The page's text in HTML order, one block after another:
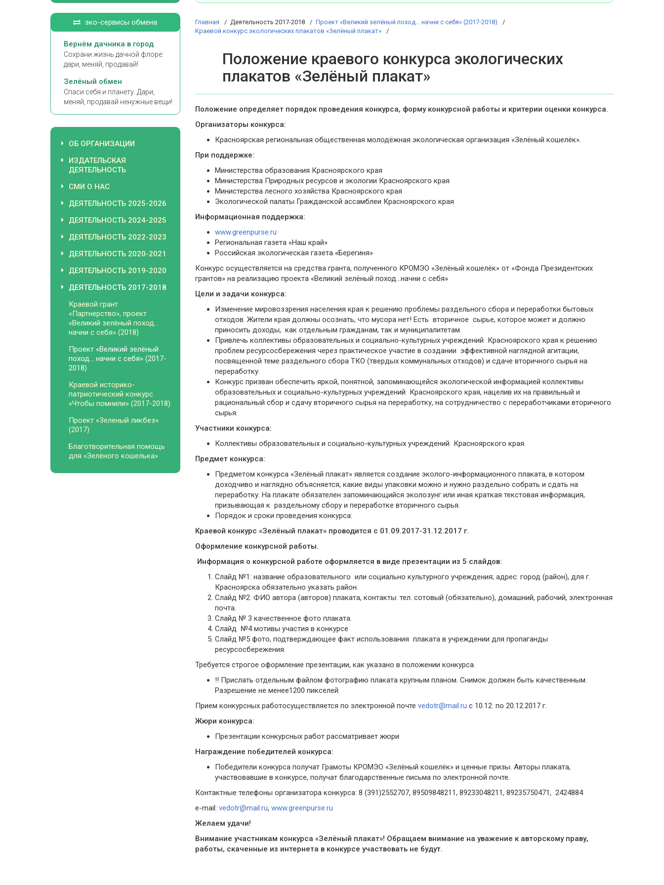
эко-сервисы обмена
Вернём дачника в город
Сохрани жизнь дачной флоре:
дари, меняй, продавай!
Зелёный обмен
Спаси себя и планету. Дари,
меняй, продавай ненужные вещи!
ОБ ОРГАНИЗАЦИИ
ИЗДАТЕЛЬСКАЯ
ДЕЯТЕЛЬНОСТЬ
СМИ О НАС
ДЕЯТЕЛЬНОСТЬ 2025-2026
ДЕЯТЕЛЬНОСТЬ 2024-2025
ДЕЯТЕЛЬНОСТЬ 2022-2023
ДЕЯТЕЛЬНОСТЬ 2020-2021
ДЕЯТЕЛЬНОСТЬ 2019-2020
ДЕЯТЕЛЬНОСТЬ 2017-2018
Краевой грант
«Партнерство», проект
«Великий зелёный поход…
начни с себя» (2018)
Проект «Великий зелёный
поход… начни с себя» (2017-
2018)
Краевой историко-
патриотический конкурс
«Чтобы помнили» (2017-2018)
Проект «Зеленый ликбез»
(2017)
Благотворительная помощь
для «Зелёного кошелька»
Главная Деятельность 2017-2018
Проект «Великий зелёный поход… начни с себя» (2017-2018)
Краевой конкурс экологических плакатов «Зелёный плакат»
Положение краевого конкурса экологических
плакатов «Зелёный плакат»
Положение определяет порядок проведения конкурса, форму конкурсной работы и критерии оценки конкурса.
Организаторы конкурса:
Красноярская региональная общественная молодёжная экологическая организация «Зелёный кошелёк».
При поддержке:
Министерства образования Красноярского края
Министерства Природных ресурсов и экологии Красноярского края
Министерства лесного хозяйства Красноярского края
Экологической палаты Гражданской ассамблеи Красноярского края
Информационная поддержка:
www.greenpurse.ru
Региональная газета «Наш край»
Российская экологическая газета «Берегиня»
Конкурс осуществляется на средства гранта, полученного КРОМЭО «Зелёный кошелёк» от «Фонда Президентских
грантов» на реализацию проекта «Великий зелёный поход…начни с себя»
Цели и задачи конкурса:
Изменение мировоззрения населения края к решению проблемы раздельного сбора и переработки бытовых
отходов. Жители края должны осознать, что мусора нет! Есть вторичное сырье, которое может и должно
приносить доходы, как отдельным гражданам, так и муниципалитетам.
Привлечь коллективы образовательных и социально-культурных учреждений Красноярского края к решению
проблем ресурсосбережения через практическое участие в создании эффективной наглядной агитации,
посвященной теме раздельного сбора ТКО (твердых коммунальных отходов) и сдаче вторичного сырья на
переработку.
Конкурс призван обеспечить яркой, понятной, запоминающейся экологической информацией коллективы
образовательных и социально-культурных учреждений Красноярского края, нацелив их на правильный и
рациональный сбор и сдачу вторичного сырья на переработку, на сотрудничество с переработчиками вторичного
сырья.
Участники конкурса:
Коллективы образовательных и социально-культурных учреждений Красноярского края.
Предмет конкурса:
Предметом конкурса «Зелёный плакат» является создание эколого-информационного плаката, в котором
доходчиво и наглядно объясняется, какие виды упаковки можно и нужно раздельно собрать и сдать на
переработку. На плакате обязателен запоминающийся эколозунг или иная краткая текстовая информация,
призывающая к раздельному сбору и переработке вторичного сырья.
Порядок и сроки проведения конкурса:
Краевой конкурс «Зелёный плакат» проводится с 01.09.2017-31.12.2017 г.
Оформление конкурсной работы.
Информация о конкурсной работе оформляется в виде презентации из 5 слайдов:
Слайд №1: название образовательного или социально культурного учреждения; адрес: город (район), для г.
Красноярска обязательно указать район.
Слайд №2: ФИО автора (авторов) плаката, контакты: тел. сотовый (обязательно), домашний, рабочий, электронная
почта.
Слайд № 3 качественное фото плаката.
Слайд №4 мотивы участия в конкурсе
Слайд №5 фото, подтверждающее факт использования плаката в учреждении для пропаганды
ресурсосбережения.
Требуется строгое оформление презентации, как указано в положении конкурса.
!! Прислать отдельным файлом фотографию плаката крупным планом. Снимок должен быть качественным.
Разрешение не менее1200 пикселей.
Прием конкурсных работосуществляется по электронной почте vedotr@mail.ru с 10.12. по 20.12.2017 г.
Жюри конкурса:
Презентации конкурсных работ рассматривает жюри
Награждение победителей конкурса:
Победители конкурса получат Грамоты КРОМЭО «Зелёный кошелёк» и ценные призы. Авторы плаката,
участвовавшие в конкурсе, получат благодарственные письма по электронной почте.
Контактные телефоны организатора конкурса: 8 (391)2552707, 89509848211, 89233048211, 89235750471, 2424884
e-mail: vedotr@mail.ru, www.greenpurse.ru
Желаем удачи!
Внимание участникам конкурса «Зелёный плакат»! Обращаем внимание на уважение к авторскому праву,
работы, скаченные из интернета в конкурсе участвовать не будут.